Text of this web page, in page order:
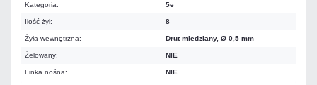
Kategoria: 5e
Ilość żył: 8
Żyła wewnętrzna: Drut miedziany, Ø 0,5 mm
Żelowany: NIE
Linka nośna: NIE